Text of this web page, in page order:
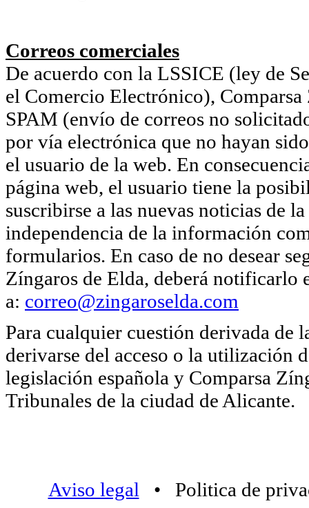
Correos comerciales
De acuerdo con la LSSICE (ley de
el Comercio Electrónico),
SPAM (envío de correos no
por vía electrónica que no hayan
el usuario de la web. En
página web, el usuario tiene la
suscribirse a las nuevas noticias de
independencia de la información
formularios. En caso de no desear
Zíngaros de Elda, deberá notificarlo
a: correo@zingaroselda.com
Para cualquier cuestión derivada
derivarse del acceso o la utilización
legislación española y Comparsa
Tribunales de la ciudad de Alicante.
Aviso legal • Politica de